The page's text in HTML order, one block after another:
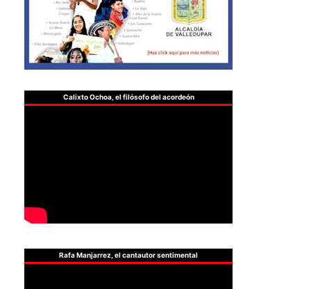
Calixto Ochoa, el filósofo del acordeón
Rafa Manjarrez, el cantautor sentimental